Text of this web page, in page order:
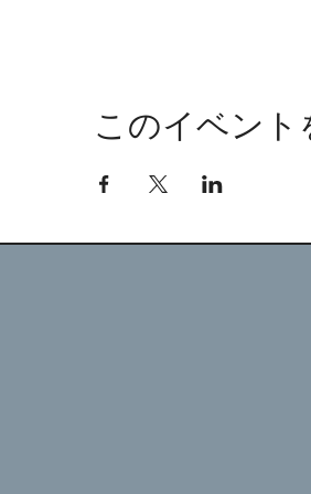
このイベント